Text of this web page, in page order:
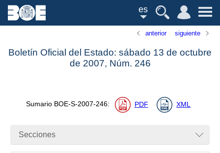
es
anterior siguiente
Boletín Oficial del Estado: sábado 13 de octubre
de 2007, Núm. 246
Sumario BOE-S-2007-246: PDF XML
Secciones